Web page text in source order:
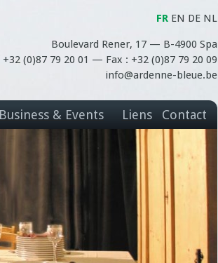
FR EN DE NL
Boulevard Rener, 17 — B-4900 Spa
+32 (0)87 79 20 01 — Fax : +32 (0)87 79 20 09
info@ardenne-bleue.be
Business & Events Liens Contact